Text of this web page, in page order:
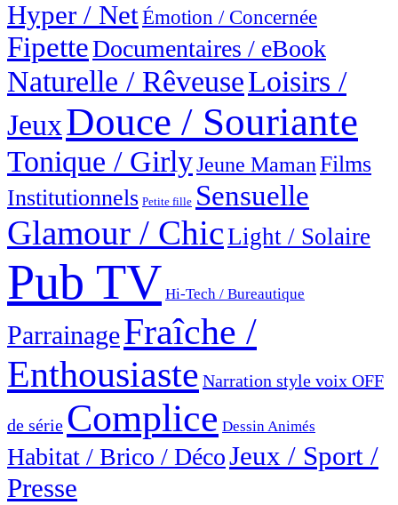
Hyper / NetÉmotion / Concernée
FipetteDocumentaires / eBook
Naturelle / RêveuseLoisirs /
JeuxDouce / Souriante
Tonique / GirlyJeune MamanFilms
Institutionnels Petite fille Sensuelle
Glamour / ChicLight / Solaire
Pub TV Hi-Tech / Bureautique
ParrainageFraîche /
Enthousiaste Narration style voix OFF
de série Complice Dessin Animés
Habitat / Brico / DécoJeux / Sport /
Presse